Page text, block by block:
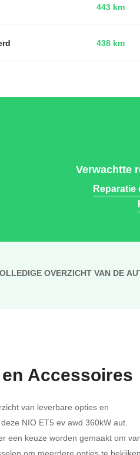
443 km
438 km
Verwachtte
OVERZICHT VAN DE
Accessoires
van leverbare opties en
NIO ET5 ev awd 360kW aut.
een keuze worden gemaakt om